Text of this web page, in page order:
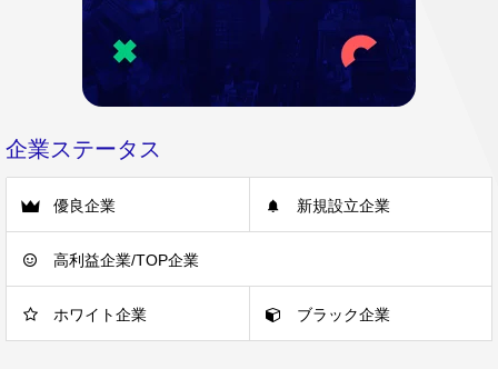
企業ステータス
優良企業 新規設立企業
高利益企業/TOP企業
ホワイト企業 ブラック企業